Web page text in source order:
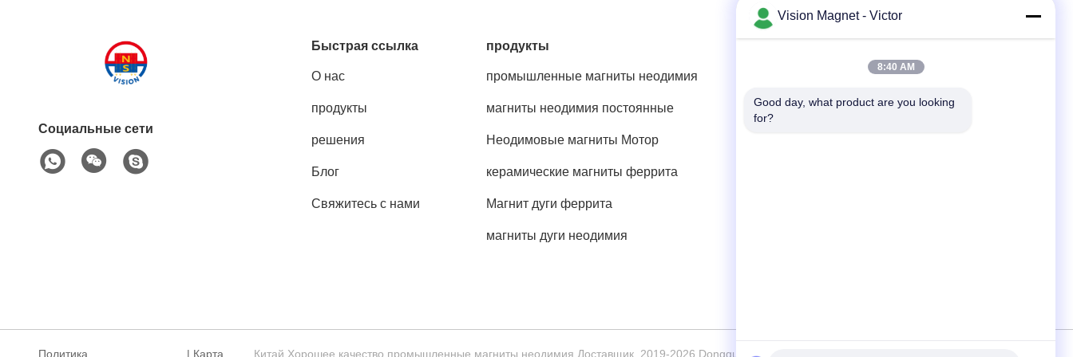
Социальные сети
Быстрая ссылка
О нас
продукты
решения
Блог
Свяжитесь с нами
продукты
промышленные магниты неодимия
магниты неодимия постоянные
Неодимовые магниты Мотор
керамические магниты феррита
Магнит дуги феррита
магниты дуги неодимия
86-13612960489
Политика | Карта Китай Хорошее качество промышленные магниты неодимия Доставщик. 2019-2026 Dongguan Vision Plastics Magnetoelectricity Technology Co., Ltd.
Vision Magnet - Victor
8:40 AM
Good day, what product are you looking
for?